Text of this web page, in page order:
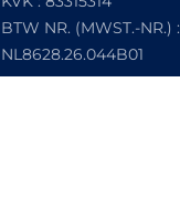
BTW NR. (MWST.-NR.) :
NL8628.26.044B01